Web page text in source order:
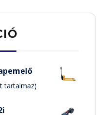
tartalmaz)